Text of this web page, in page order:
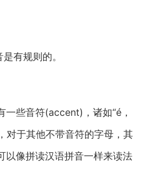
有规则的。
些音符(accent)，诸如“é，
对于其他不带音符的字母，其
以像拼读汉语拼音一样来读法